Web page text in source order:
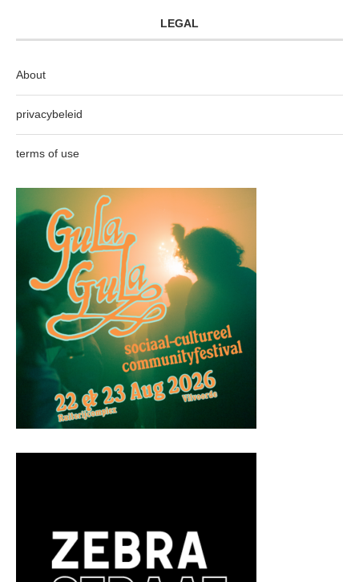
LEGAL
About
privacybeleid
terms of use